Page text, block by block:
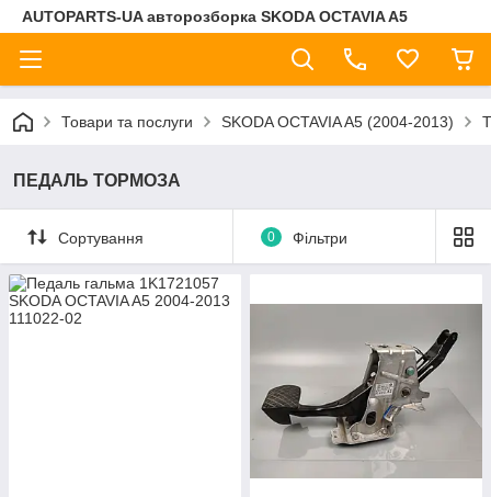
AUTOPARTS-UA авторозборка SKODA OCTAVIA A5
Товари та послуги SKODA OCTAVIA A5 (2004-2013)
ПЕДАЛЬ ТОРМОЗА
Сортування 0 Фільтри